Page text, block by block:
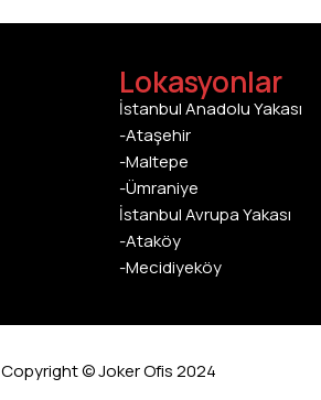
Lokasyonlar
İstanbul Anadolu Yakası
-Ataşehir
-Maltepe
-Ümraniye
İstanbul Avrupa Yakası
-Ataköy
-Mecidiyeköy
Copyright © Joker Ofis 2024